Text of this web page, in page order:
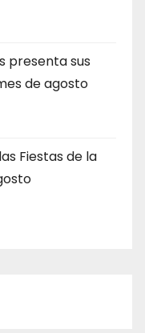
presenta sus
de agosto
Fiestas de la